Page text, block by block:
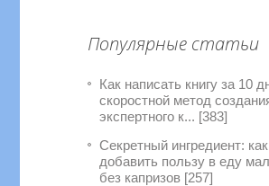
Популярные статьи
Как написать книгу за 10
скоростной метод
экспертного к... [383]
Секретный ингредиент: как
добавить пользу в еду
без капризов [257]